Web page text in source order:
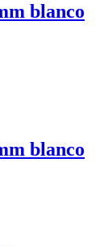
blanco
blanco